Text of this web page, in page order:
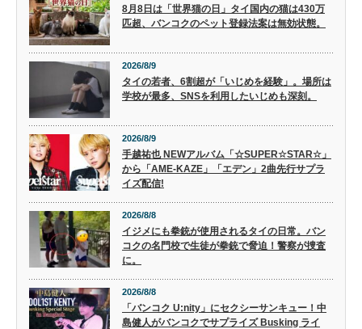
8月8日は「世界猫の日」タイ国内の猫は430万
匹超、バンコクのペット登録法案は無効状態。
2026/8/9
タイの若者、6割超が「いじめを経験」。場所は
学校が最多、SNSを利用したいじめも深刻。
2026/8/9
手越祐也 NEWアルバム「☆SUPER☆STAR☆」
から「AME-KAZE」「エデン」2曲先行サプラ
イズ配信!
2026/8/8
イジメにも拳銃が使用されるタイの日常。バン
コクの名門校で生徒が拳銃で脅迫！警察が捜査
に。
2026/8/8
「バンコク U:nity」にセクシーサンキュー！中
島健人がバンコクでサプライズ Busking ライ